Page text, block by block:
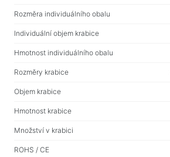
Čtečky karet a rozbočovače USB
Kabely audio/video
Přechody a adaptéry
Zařízení automobilů
Držáky
Nabíjecí zařízení v autech
To auto
Rozměra individuálního obalu
Individuální objem krabice
Hmotnost individuálního obalu
Rozměry krabice
Objem krabice
Hmotnost krabice
Množství v krabici
ROHS / CE